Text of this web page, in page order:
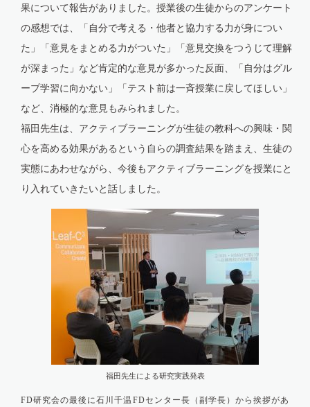
福田先生による研究実践発表
果について報告がありました。授業後の生徒からのアンケート
の感想では、「自分で考える・他者と協力する力が身につい
た」「意見をまとめる力がついた」「意見交換をつうじて理解
が深まった」など肯定的な意見が多かった反面、「自分はグル
ープ学習に向かない」「テスト前は一斉授業に戻してほしい」
など、消極的な意見もみられました。
福田先生は、アクティブラーニングが生徒の教科への興味・関
心を高める効果があるという自らの調査結果を踏まえ、生徒の
実態にあわせながら、今後もアクティブラーニングを授業にと
り入れていきたいと話しました。
FD研究会の最後に石川千温 FDセンター長（副学長）から挨拶があ